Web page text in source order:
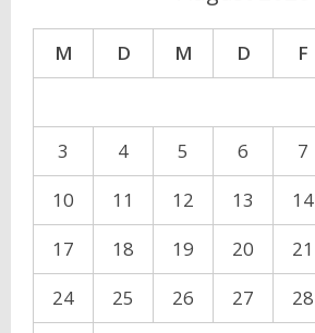
M D M D F
3
4 5 6 7
10
11 12 13 14
17
18 19 20 21
24
25 26 27 28